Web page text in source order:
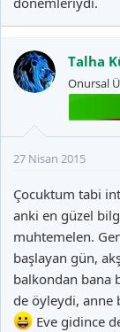
Talha
Onursal
27 Nisan 2015
Çocuktum tabi
anki en güzel
muhtemelen.
başlayan gün,
balkondan bana
de öyleydi, anne
Eve gidince